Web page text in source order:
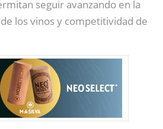
seguir avanzando en la
los vinos y competitividad de